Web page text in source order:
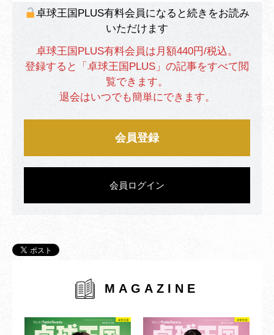
卓球王国PLUS有料会員になると続きをお読み
いただけます
卓球王国PLUS有料会員は月額440円/税込。
登録すると「卓球王国PLUS」の記事をすべて閲
覧できます。
退会はいつでも簡単にできます。
会員登録
会員ログイン
MAGAZINE